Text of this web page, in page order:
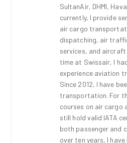
SultanAir, DHMI,
currently, I provide
air cargo
dispatching, air
services, and
time at Swissair, I
experience aviation
Since 2012, I have
transportation. For
courses on air cargo
still hold valid IATA
both passenger and
over ten years, I